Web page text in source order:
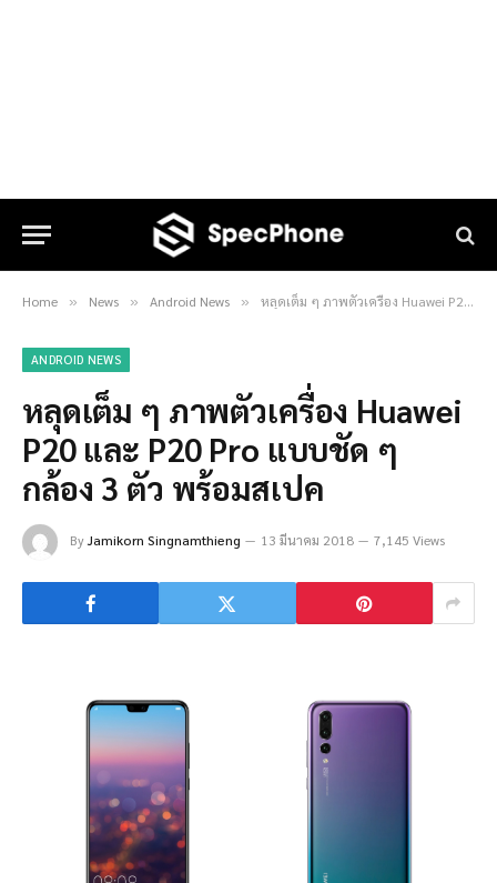
Home » News » Android News » หลุดเต็ม ๆ ภาพตัวเครื่อง Huawei P20 และ P20 Pro แบบชัด ๆ กล้อง 3 ตัว พร้อมสเปค
ANDROID NEWS
หลุดเต็ม ๆ ภาพตัวเครื่อง Huawei
P20 และ P20 Pro แบบชัด ๆ
กล้อง 3 ตัว พร้อมสเปค
ByJamikorn Singnamthieng 13 มีนาคม 2018 7,145 Views